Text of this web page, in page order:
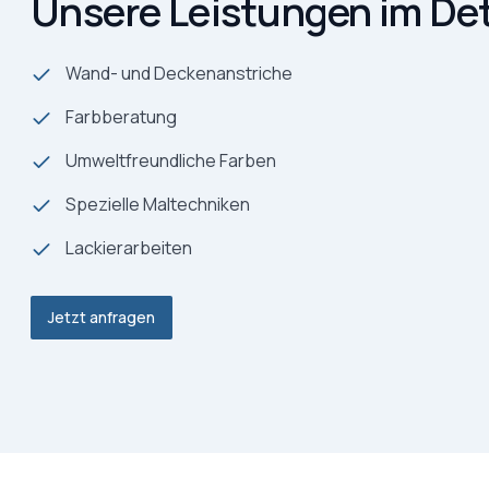
Unsere Leistungen im
Wand- und Deckenanstriche
Farbberatung
Umweltfreundliche Farben
Spezielle Maltechniken
Lackierarbeiten
Jetzt anfragen